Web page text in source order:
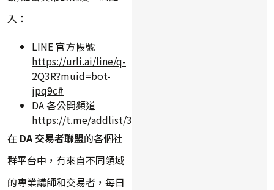
入：
LINE 官方帳號
https://urli.ai/line/q-
2Q3R?muid=bot-
jpq9c#
DA 各公開頻道
https://t.me/addlist/3qrlxEnu7slkYWY9
在 DA 交易者聯盟的各個社
群平台中，有來自不同領域
的專業講師和交易者，每日